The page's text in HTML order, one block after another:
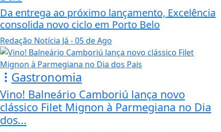
Da entrega ao próximo lançamento, Excelência
consolida novo ciclo em Porto Belo
Redação Notícia Já - 05 de Ago
Gastronomia
Vino! Balneário Camboriú lança novo
clássico Filet Mignon à Parmegiana no Dia
dos...